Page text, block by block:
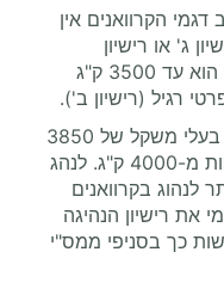
הקרוואנים אין
ג' או רישיון
שמשקלו הכולל הוא עד 3500 ק"ג
רגיל (רישיון ב').
בעלי משקל של 3850
ופחות מ-4000 ק"ג. לנהג
בקרוואנים
את רישיון הנהיגה
ניתן לעשות כך בסניפי ממס"י